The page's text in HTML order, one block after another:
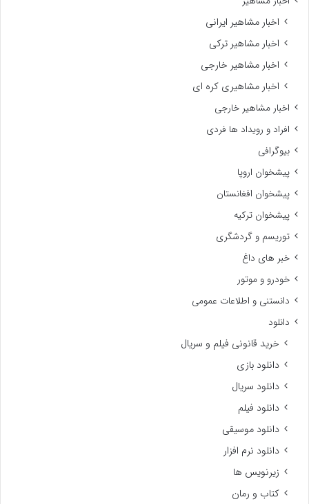
اخبار مشاهیر ایرانی
اخبار مشاهیر ترکی
اخبار مشاهیر خارجی
اخبار مشاهیری کره ای
اخبار مشاهیر خارجی
افراد و رویداد ها فردی
بیوگرافی
پیشخوان اروپا
پیشخوان افغانستان
پیشخوان ترکیه
توریسم و گردشگری
خبر های داغ
خودرو و موتور
دانستنی و اطلاعات عمومی
دانلود
خرید قانونی فیلم و سریال
دانلود بازی
دانلود سریال
دانلود فیلم
دانلود موسیقی
دانلود نرم افزار
زیرنویس ها
کتاب و رمان